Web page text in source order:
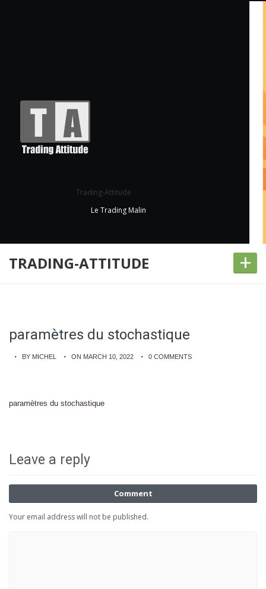
Trading-Attitude
Le Trading Malin
TRADING-ATTITUDE +
paramètres du stochastique
BY MICHEL ON MARCH 10, 2022 0 COMMENTS
paramètres du stochastique
Leave a reply
Comment
Your email address will not be published.